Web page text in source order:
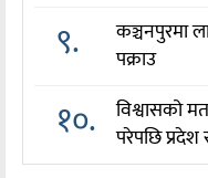
९.
कञ्चनपुरमा
पक्राउ
१०.
विश्वासको
परेपछि